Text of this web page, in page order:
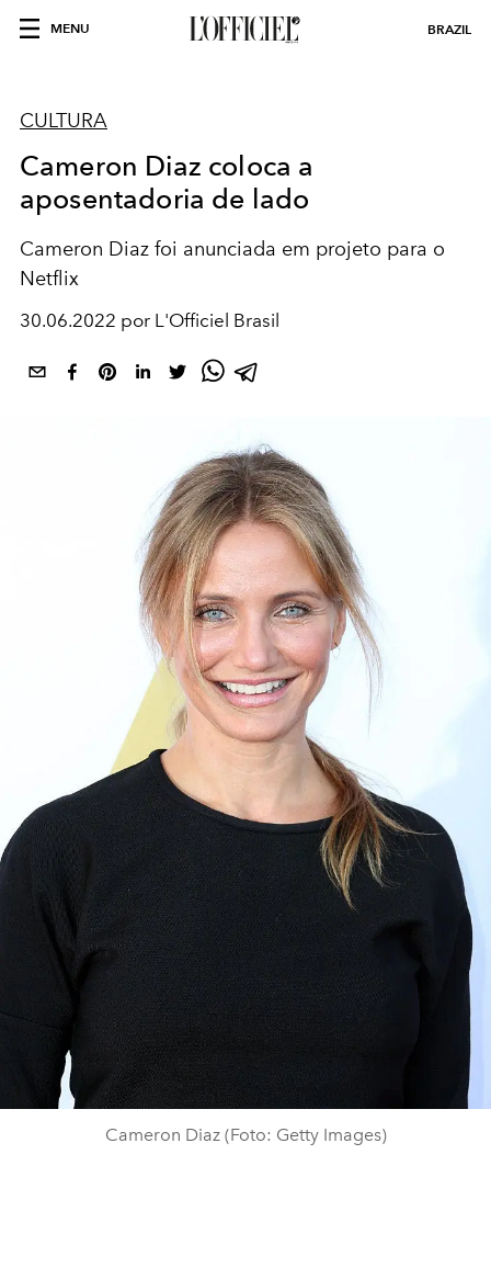
MENU BRAZIL
CULTURA
Cameron Diaz coloca a
aposentadoria de lado
Cameron Diaz foi anunciada em projeto para o
Netflix
30.06.2022 por L'Officiel Brasil
Cameron Diaz (Foto: Getty Images)